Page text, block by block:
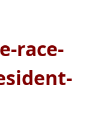
race-